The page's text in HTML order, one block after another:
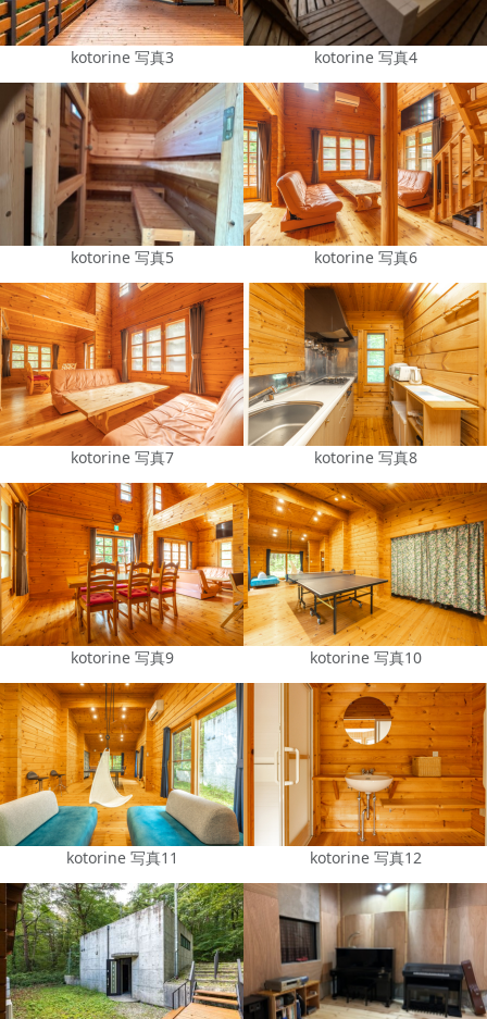
kotorine 写真3 kotorine 写真4
kotorine 写真5 kotorine 写真6
kotorine 写真7 kotorine 写真8
kotorine 写真9 kotorine 写真10
kotorine 写真11 kotorine 写真12